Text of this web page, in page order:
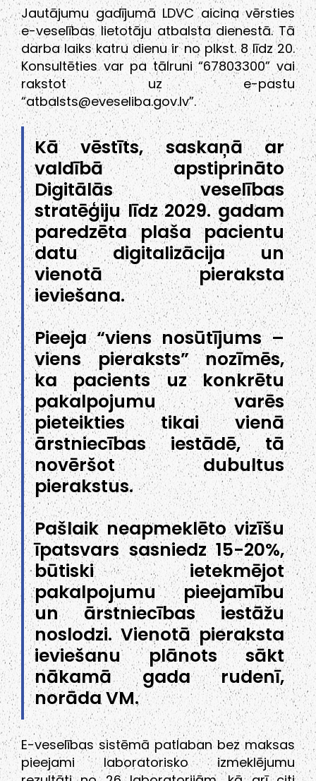
Jautājumu gadījumā LDVC aicina vērsties
e-veselības lietotāju atbalsta dienestā. Tā
darba laiks katru dienu ir no plkst. 8 līdz 20.
Konsultēties var pa tālruni “67803300” vai
rakstot uz e-pastu
“atbalsts@eveseliba.gov.lv”.
Kā vēstīts, saskaņā ar
valdībā apstiprināto
Digitālās veselības
stratēģiju līdz 2029. gadam
paredzēta plaša pacientu
datu digitalizācija un
vienotā pieraksta
ieviešana.
Pieeja “viens nosūtījums –
viens pieraksts” nozīmēs,
ka pacients uz konkrētu
pakalpojumu varēs
pieteikties tikai vienā
ārstniecības iestādē, tā
novēršot dubultus
pierakstus.
Pašlaik neapmeklēto vizīšu
īpatsvars sasniedz 15-20%,
būtiski ietekmējot
pakalpojumu pieejamību
un ārstniecības iestāžu
noslodzi. Vienotā pieraksta
ieviešanu plānots sākt
nākamā gada rudenī,
norāda VM.
E-veselības sistēmā patlaban bez maksas
pieejami laboratorisko izmeklējumu